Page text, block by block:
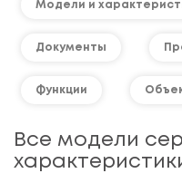
Модели и
Документы
Функции
Все модели